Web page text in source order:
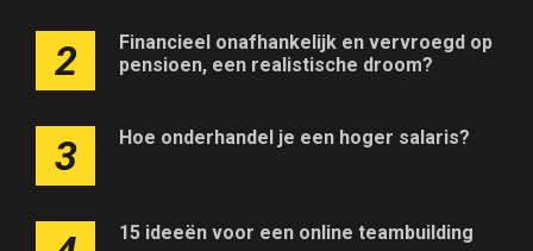
2
Financieel onafhankelijk en vervroegd op
pensioen, een realistische droom?
3 Hoe onderhandel je een hoger salaris?
15 ideeën voor een online teambuilding